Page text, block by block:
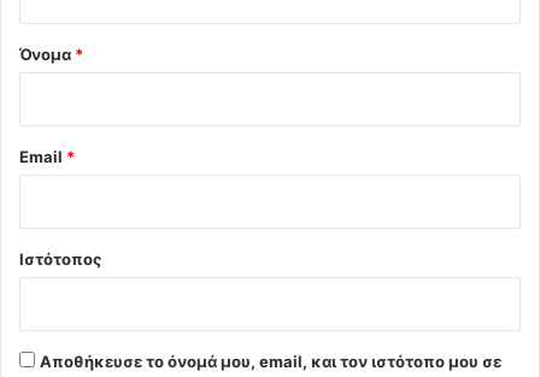
Όνομα *
Email *
Ιστότοπος
Αποθήκευσε το όνομά μου, email, και τον ιστότοπο μου σε